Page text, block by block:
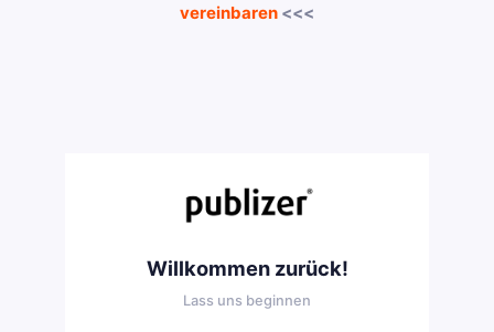
vereinbaren <<<
Willkommen zurück!
Lass uns beginnen